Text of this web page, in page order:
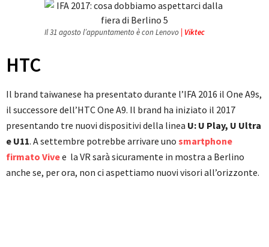
Il 31 agosto l’appuntamento è con Lenovo | Viktec
HTC
Il brand taiwanese ha presentato durante l’IFA 2016 il One A9s,
il successore dell’HTC One A9. Il brand ha iniziato il 2017
presentando tre nuovi dispositivi della linea U: U Play, U Ultra
e U11. A settembre potrebbe arrivare uno smartphone
firmato Vivee la VR sarà sicuramente in mostra a Berlino
anche se, per ora, non ci aspettiamo nuovi visori all’orizzonte.